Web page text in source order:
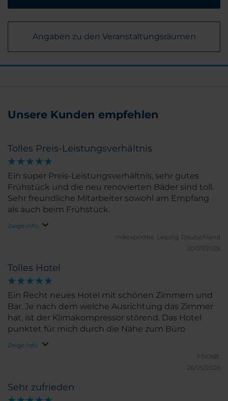
Angaben zu den Veranstaltungsräumen
Unsere Kunden empfehlen
Tolles Preis-Leistungsverhältnis
Ein super Preis-Leistungsverhältnis, sehr gutes
Frühstück und die neu renovierten Bäder sind toll.
Sehr freundliche Mitarbeiter sowohl am Empfang
als auch beim Frühstück.
Zeige Info
mikespottke. Leipzig, Deutschland
20/07/2026
Tolles Hotel
Ein Recht neues Hotel mit schönen Zimmern und
Bar. Je nach dem welche Ausrichtung das Zimmer
hat, ist der Klimakompressor störend. Das Hotel
punktet für mich durch die Nähe zum Büro
Zeige Info
FDO68.
26/05/2026
Sehr zufrieden